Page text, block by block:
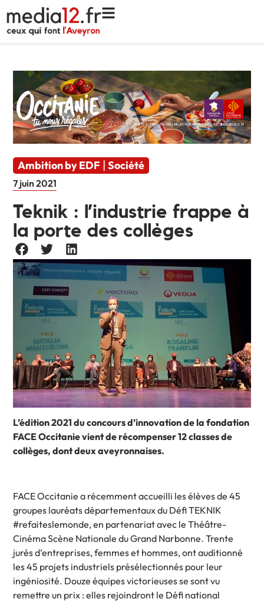
Ambition by EDF |Société
7 juin 2021
Teknik : l’industrie frappe à
la porte des collèges
L’édition 2021 du concours d’innovation de la fondation
FACE Occitanie vient de récompenser 12 classes de
collèges, dont deux aveyronnaises.
FACE Occitanie a récemment accueilli les élèves de 45
groupes lauréats départementaux du Défi TEKNIK
#refaiteslemonde, en partenariat avec le Théâtre-
Cinéma Scène Nationale du Grand Narbonne. Trente
jurés d’entreprises, femmes et hommes, ont auditionné
les 45 projets industriels présélectionnés pour leur
ingéniosité. Douze équipes victorieuses se sont vu
remettre un prix : elles rejoindront le Défi national